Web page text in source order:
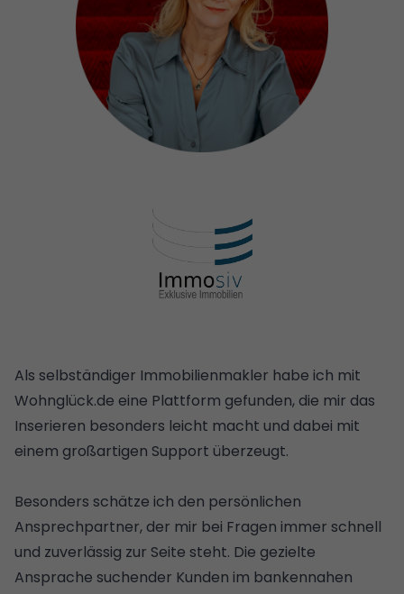
Als selbständiger Immobilienmakler habe ich mit
Wohnglück.de eine Plattform gefunden, die mir das
Inserieren besonders leicht macht und dabei mit
einem großartigen Support überzeugt.
Besonders schätze ich den persönlichen
Ansprechpartner, der mir bei Fragen immer schnell
und zuverlässig zur Seite steht. Die gezielte
Ansprache suchender Kunden im bankennahen